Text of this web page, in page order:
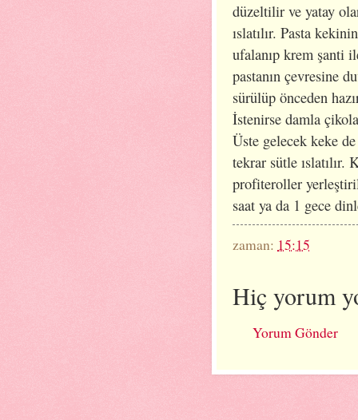
düzeltilir ve yatay
ıslatılır. Pasta
ufalanıp krem şanti
pastanın çevresine
sürülüp önceden
İstenirse damla
Üste gelecek keke
tekrar sütle ıslatılır.
profiteroller
saat ya da 1 gece
zaman: 15:15
Hiç yorum
Yorum Gönder